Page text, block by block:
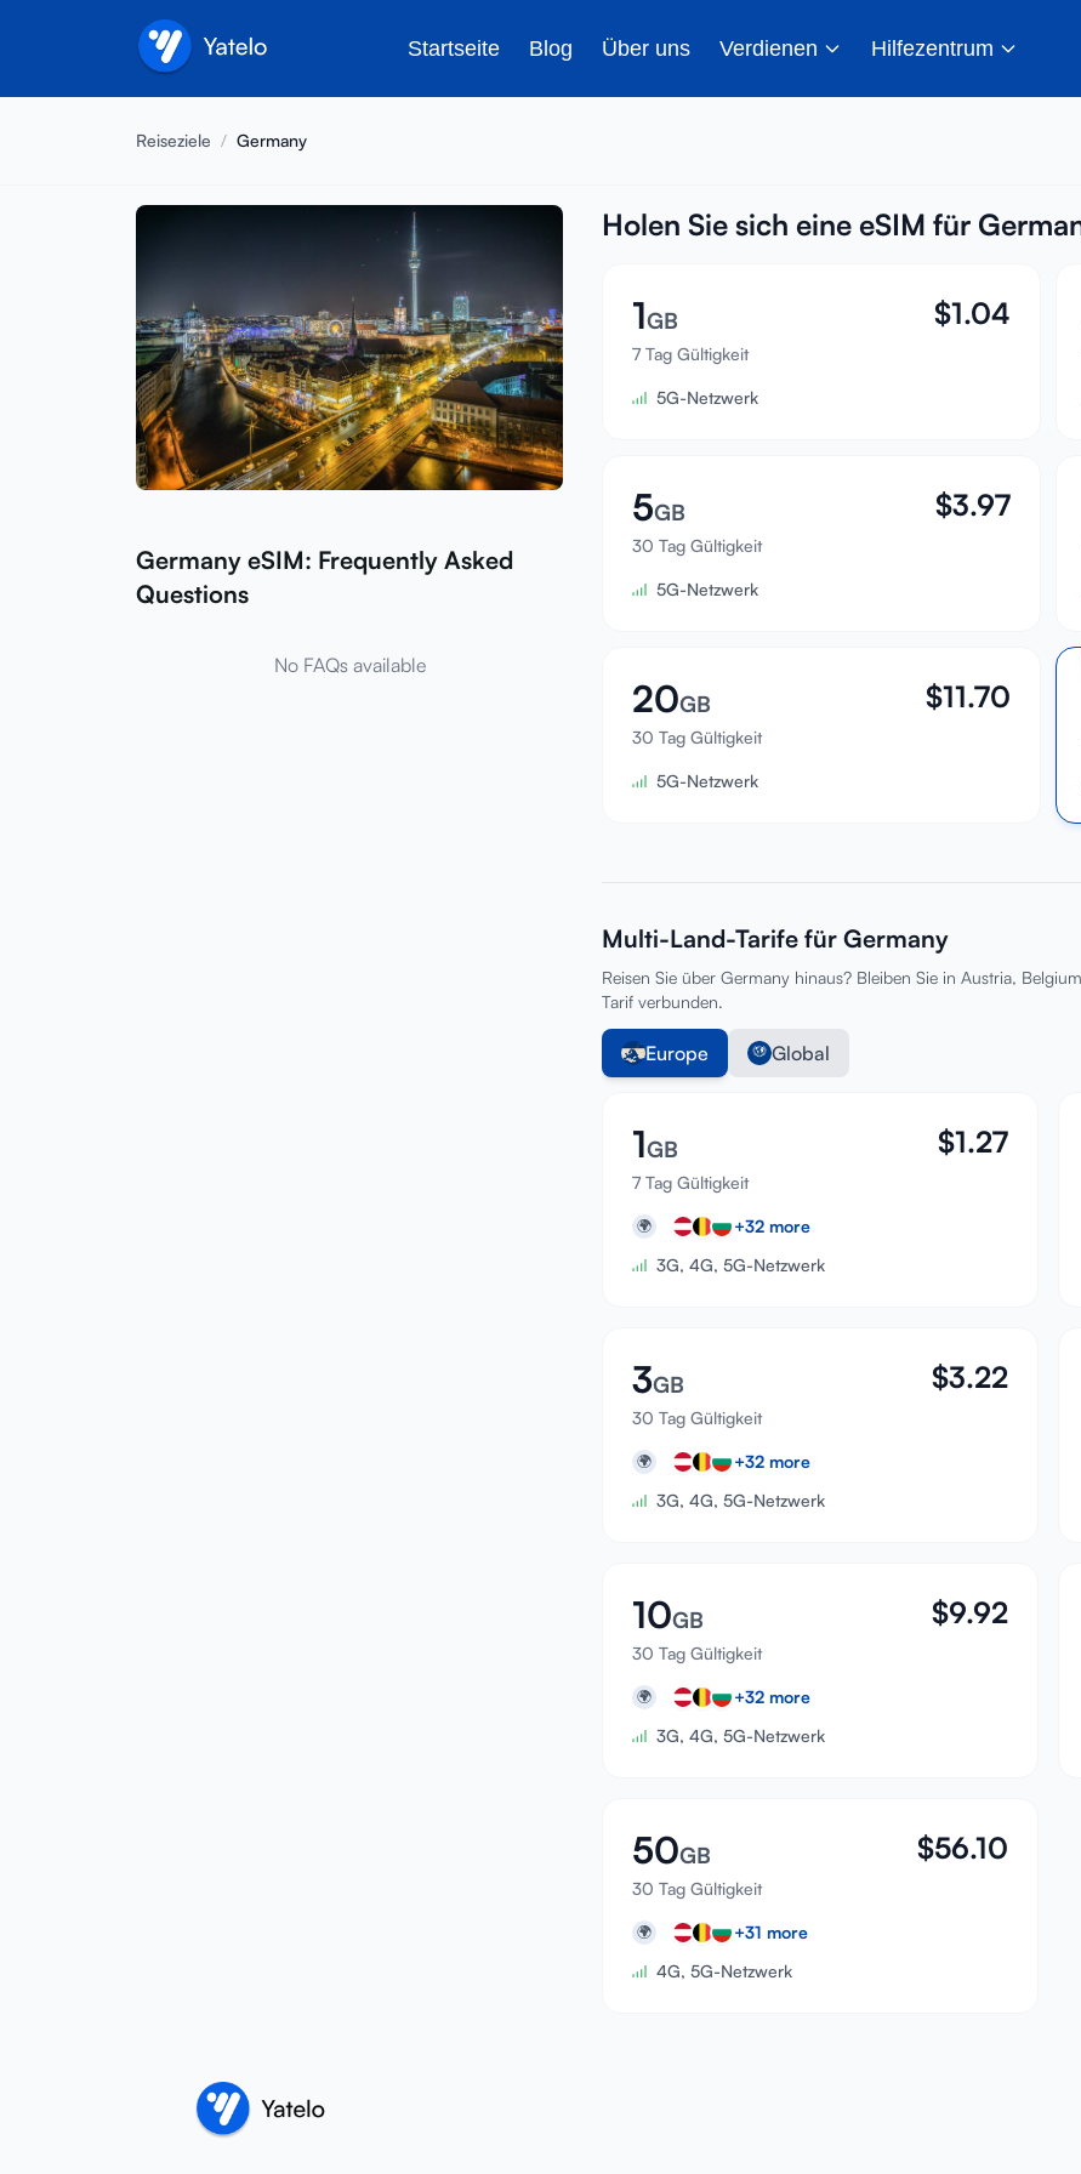
Startseite Blog Über uns Verdienen Hilfezentrum
Reiseziele / Germany
Germany eSIM: Frequently Asked
Questions
No FAQs available
Holen Sie sich eine eSIM für
1GB
7 Tag Gültigkeit
$1.04
5G-Netzwerk
5GB
30 Tag Gültigkeit
$3.97
5G-Netzwerk
20GB
30 Tag Gültigkeit
$11.70
5G-Netzwerk
Multi-Land-Tarife für Germany
Reisen Sie über Germany hinaus? Bleiben Sie in Austria,
Tarif verbunden.
Europe Global
1GB
7 Tag Gültigkeit
$1.27
🌍 +32 more
3G, 4G, 5G-Netzwerk
3GB
30 Tag Gültigkeit
$3.22
🌍 +32 more
3G, 4G, 5G-Netzwerk
10GB
30 Tag Gültigkeit
$9.92
🌍 +32 more
3G, 4G, 5G-Netzwerk
50GB
30 Tag Gültigkeit
$56.10
🌍 +31 more
4G, 5G-Netzwerk